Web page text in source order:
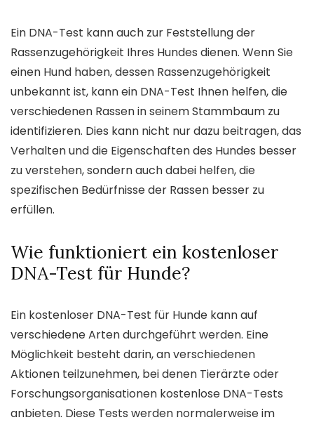
Ein DNA-Test kann auch zur Feststellung der
Rassenzugehörigkeit Ihres Hundes dienen. Wenn Sie
einen Hund haben, dessen Rassenzugehörigkeit
unbekannt ist, kann ein DNA-Test Ihnen helfen, die
verschiedenen Rassen in seinem Stammbaum zu
identifizieren. Dies kann nicht nur dazu beitragen, das
Verhalten und die Eigenschaften des Hundes besser
zu verstehen, sondern auch dabei helfen, die
spezifischen Bedürfnisse der Rassen besser zu
erfüllen.
Wie funktioniert ein kostenloser
DNA-Test für Hunde?
Ein kostenloser DNA-Test für Hunde kann auf
verschiedene Arten durchgeführt werden. Eine
Möglichkeit besteht darin, an verschiedenen
Aktionen teilzunehmen, bei denen Tierärzte oder
Forschungsorganisationen kostenlose DNA-Tests
anbieten. Diese Tests werden normalerweise im